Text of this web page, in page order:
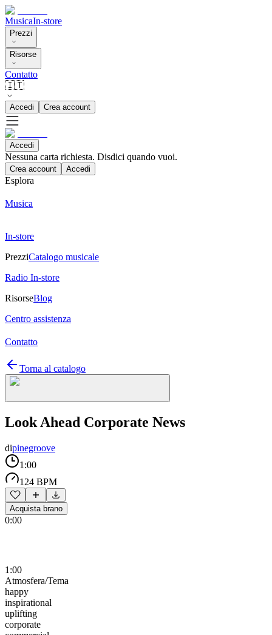
MusicaIn-store
Prezzi
Risorse
Contatto
🇮🇹
Accedi Crea account
Accedi
Nessuna carta richiesta. Disdici quando vuoi.
Crea account Accedi
Esplora
Musica
In-store
PrezziCatalogo musicale
Radio In-store
RisorseBlog
Centro assistenza
Contatto
Torna al catalogo
Look Ahead Corporate News
dipinegroove
1:00
124 BPM
Acquista brano
0:00
1:00
Atmosfera/Tema
happy
inspirational
uplifting
corporate